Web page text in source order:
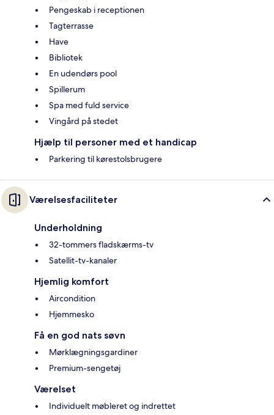
Pengeskab i receptionen
Tagterrasse
Have
Bibliotek
En udendørs pool
Spillerum
Spa med fuld service
Vingård på stedet
Hjælp til personer med et handicap
Parkering til kørestolsbrugere
Værelsesfaciliteter
Underholdning
32-tommers fladskærms-tv
Satellit-tv-kanaler
Hjemlig komfort
Aircondition
Hjemmesko
Få en god nats søvn
Mørklægningsgardiner
Premium-sengetøj
Værelset
Individuelt møbleret og indrettet